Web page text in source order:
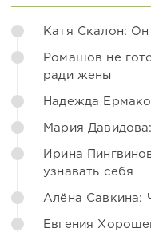
Катя Скалон:
Ромашов не
ради жены
Надежда
Мария
Ирина
узнавать себя
Алёна Савкина:
Евгения